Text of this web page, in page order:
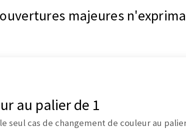
majeures
au palier de 1
seul cas de changement de couleur au